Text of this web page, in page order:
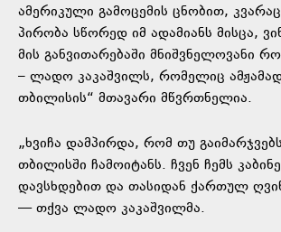
ამერიკული გამოცემის ცნობით,
პირობა სწორედ იმ ადამიანს მისცა,
მის განვითარებაში მნიშვნელოვანი
– ლადო კაკაშვილს, რომელიც
თბილისის“ მთავარი მწვრთნელია.
„ხვიჩა დამპირდა, რომ თუ
თბილისში ჩამოიტანს. ჩვენ ჩემს
დავსხდებით და თასიდან ქართულ
— თქვა ლადო კაკაშვილმა.